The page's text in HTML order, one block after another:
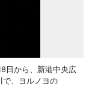
日から、新港中央広
で、ヨルノヨの